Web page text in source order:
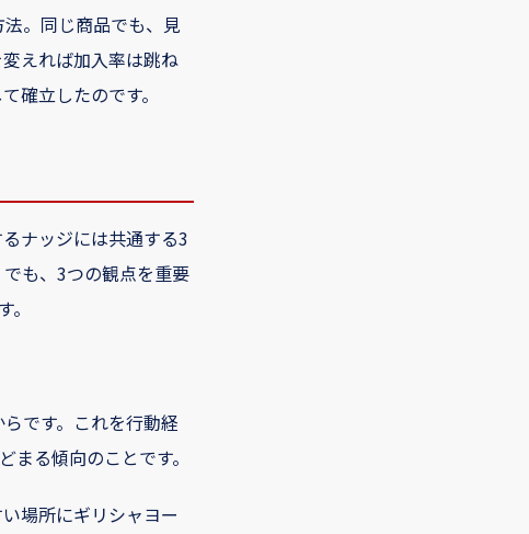
。同じ商品でも、見
えれば加入率は跳ね
確立したのです。
ナッジには共通する3
も、3つの観点を重要
です。これを行動経
る傾向のことです。
場所にギリシャヨー